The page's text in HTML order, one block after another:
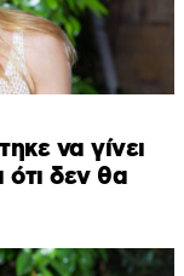
να γίνει
ότι δεν θα